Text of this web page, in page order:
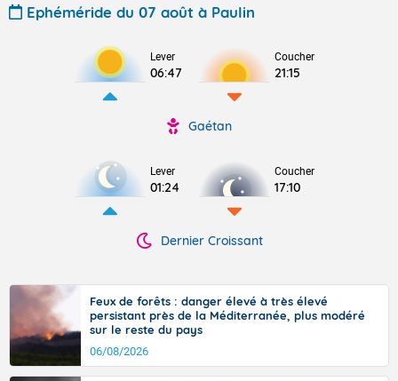
Ephéméride du 07 août à Paulin
Lever
06:47
Coucher
21:15
Gaétan
Lever
01:24
Coucher
17:10
Dernier Croissant
Feux de forêts : danger élevé à très élevé
persistant près de la Méditerranée, plus modéré
sur le reste du pays
06/08/2026